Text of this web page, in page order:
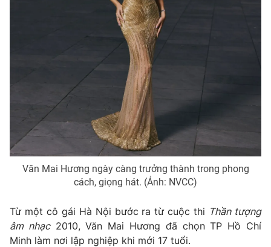
Văn Mai Hương ngày càng trưởng thành trong phong
cách, giọng hát. (Ảnh: NVCC)
Từ một cô gái Hà Nội bước ra từ cuộc thi Thần tượng
âm nhạc2010, Văn Mai Hương đã chọn TP Hồ Chí
Minh làm nơi lập nghiệp khi mới 17 tuổi.